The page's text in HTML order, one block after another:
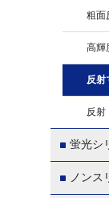
粗面
高輝
反射
反射
蛍光シ
ノンス